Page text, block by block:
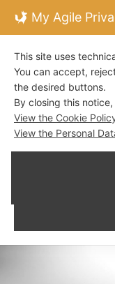
My Agile
This site uses
You can accept,
the desired buttons.
By closing this
View the Cookie
View the Personal